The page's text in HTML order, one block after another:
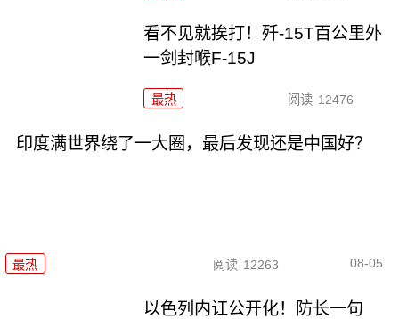
看不见就挨打！歼-15T百公里外
一剑封喉F-15J
最热 阅读 12476
印度满世界绕了一大圈，最后发现还是中国好？
最热 阅读 12263 08-05
以色列内讧公开化！防长一句